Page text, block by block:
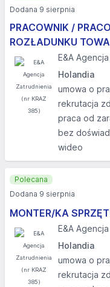
PRACOWNIK /
ROZŁADUNKU
E&A
Holandia
umowa o
rekrutacja
praca od
bez
wideo
Dodana 9 sierpnia
MONTER/KA
E&A
Holandia
umowa o
rekrutacja
Polecana
Dodana 9 sierpnia